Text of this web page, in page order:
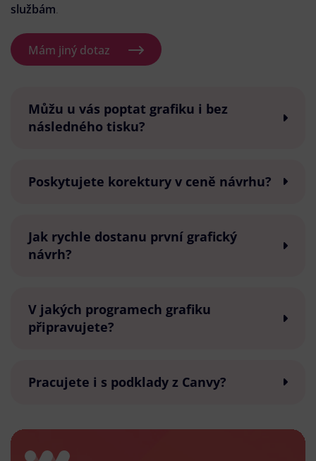
službám.
Mám jiný dotaz
Můžu u vás poptat grafiku i bez
následného tisku?
Poskytujete korektury v ceně návrhu?
Jak rychle dostanu první grafický
návrh?
V jakých programech grafiku
připravujete?
Pracujete i s podklady z Canvy?